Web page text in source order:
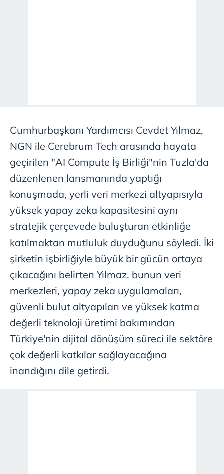
Cumhurbaşkanı Yardımcısı Cevdet Yılmaz,
NGN ile Cerebrum Tech arasında hayata
geçirilen "AI Compute İş Birliği"nin Tuzla'da
düzenlenen lansmanında yaptığı
konuşmada, yerli veri merkezi altyapısıyla
yüksek yapay zeka kapasitesini aynı
stratejik çerçevede buluşturan etkinliğe
katılmaktan mutluluk duyduğunu söyledi. İki
şirketin işbirliğiyle büyük bir gücün ortaya
çıkacağını belirten Yılmaz, bunun veri
merkezleri, yapay zeka uygulamaları,
güvenli bulut altyapıları ve yüksek katma
değerli teknoloji üretimi bakımından
Türkiye'nin dijital dönüşüm süreci ile sektöre
çok değerli katkılar sağlayacağına
inandığını dile getirdi.